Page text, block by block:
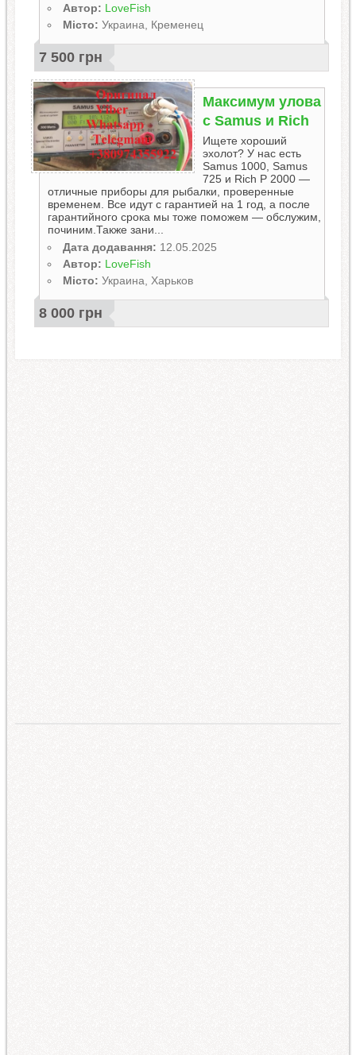
Автор: LoveFish
Місто: Украина, Кременец
7 500 грн
Максимум улова
с Samus и Rich
Ищете хороший
эхолот? У нас есть
Samus 1000, Samus
725 и Rich P 2000 —
отличные приборы для рыбалки, проверенные
временем. Все идут с гарантией на 1 год, а после
гарантийного срока мы тоже поможем — обслужим,
починим.Также зани...
Дата додавання: 12.05.2025
Автор: LoveFish
Місто: Украина, Харьков
8 000 грн